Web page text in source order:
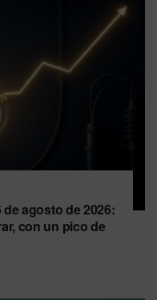
agosto de 2026:
con un pico de